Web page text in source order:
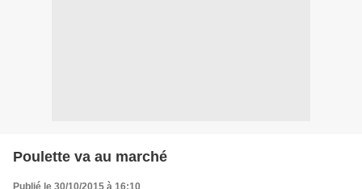
Poulette va au marché
Publié le 30/10/2015 à 16:10